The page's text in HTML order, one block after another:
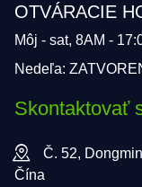
OTVÁRACIE
Môj - sat, 8AM -
Nedeľa:
Skontaktovať
Č. 52,
Čína